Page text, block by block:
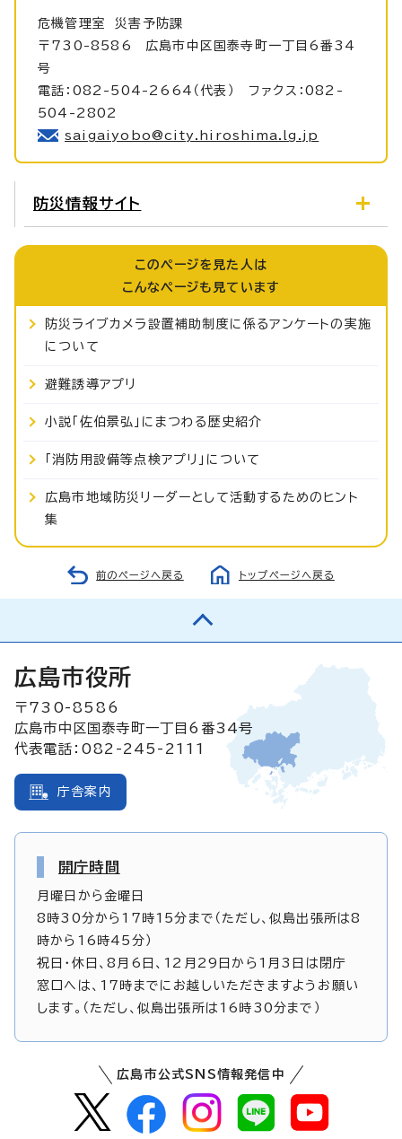
危機管理室 災害予防課
〒730-8586 広島市中区国泰寺町一丁目6番34
号
電話：082-504-2664（代表） ファクス：082-
504-2802
saigaiyobo@city.hiroshima.lg.jp
防災情報サイト
このページを見た人は
こんなページも見ています
防災ライブカメラ設置補助制度に係るアンケートの実施
について
避難誘導アプリ
小説「佐伯景弘」にまつわる歴史紹介
「消防用設備等点検アプリ」について
広島市地域防災リーダーとして活動するためのヒント
集
前のページへ戻る トップページへ戻る
広島市役所
〒730-8586
広島市中区国泰寺町一丁目6番34号
代表電話：082-245-2111
庁舎案内
開庁時間
月曜日から金曜日
8時30分から17時15分まで（ただし、似島出張所は8
時から16時45分）
祝日・休日、8月6日、12月29日から1月3日は閉庁
窓口へは、17時までにお越しいただきますようお願い
します。（ただし、似島出張所は16時30分まで）
広島市公式SNS情報発信中